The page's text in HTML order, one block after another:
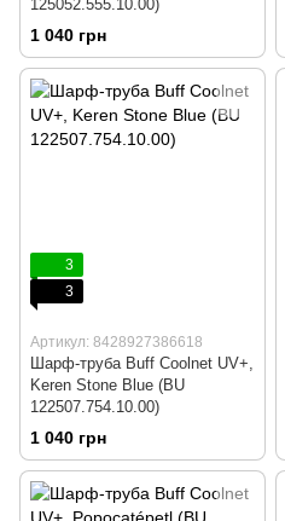
125052.555.10.00)
1 040 грн
3
3
Артикул: 8428927386618
Шарф-труба Buff Coolnet UV+,
Keren Stone Blue (BU
122507.754.10.00)
1 040 грн